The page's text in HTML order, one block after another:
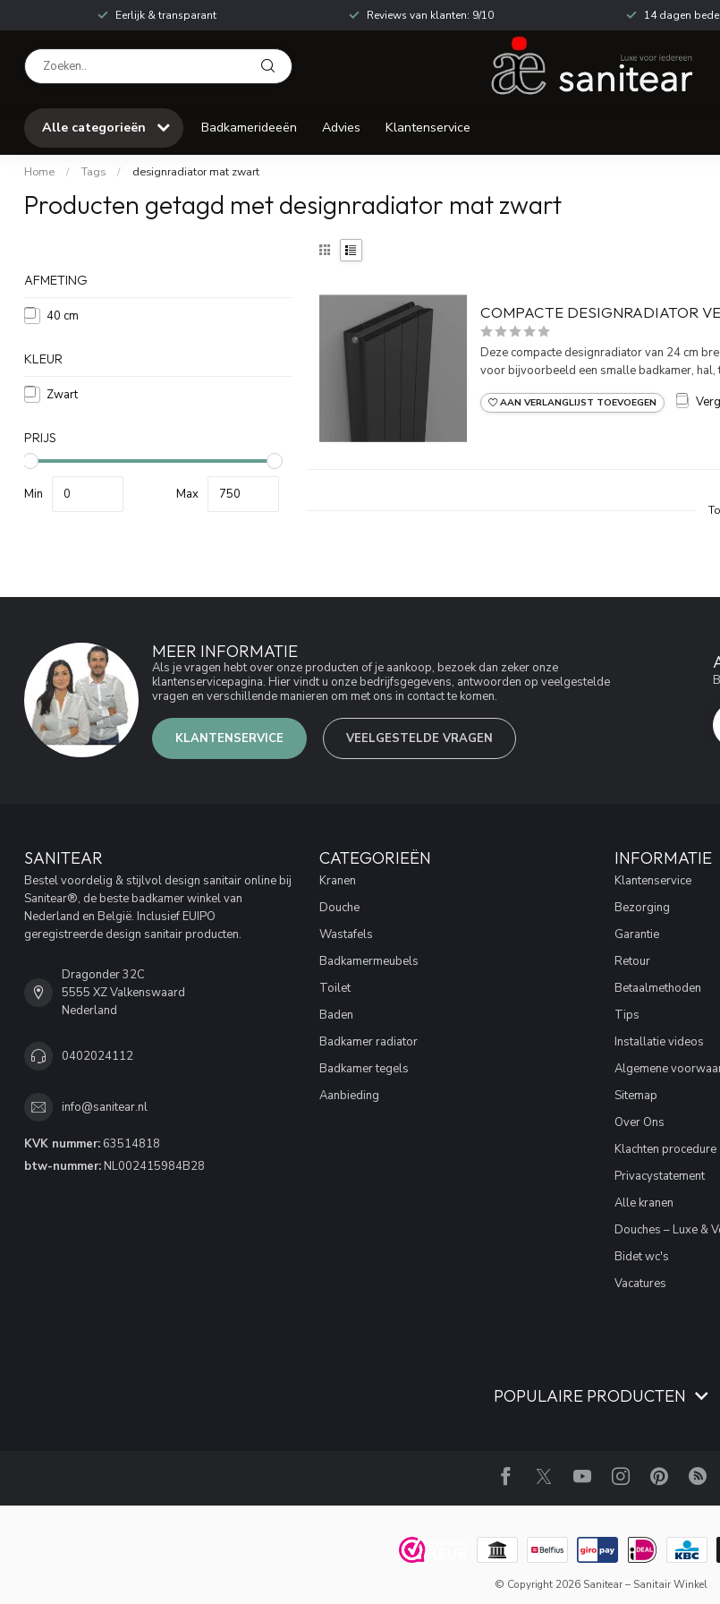
Eerlijk & transparant Reviews van klanten: 9/10 14 dagen
Alle categorieën Badkamerideeën Advies Klantenservice
Home / Tags / designradiator mat zwart
Producten getagd met designradiator mat zwart
AFMETING
40 cm
KLEUR
Zwart
PRIJS
Min Max
COMPACTE DESIGNRADIATOR
Deze compacte designradiator van 24 cm
voor bijvoorbeeld een smalle badkamer, hal,
AAN VERLANGLIJST TOEVOEGEN
MEER INFORMATIE
Als je vragen hebt over onze producten of je aankoop, bezoek dan zeker onze
klantenservicepagina. Hier vindt u onze bedrijfsgegevens, antwoorden op veelgestelde
vragen en verschillende manieren om met ons in contact te komen.
KLANTENSERVICE VEELGESTELDE VRAGEN
SANITEAR
Bestel voordelig & stijlvol design sanitair online bij
Sanitear®, de beste badkamer winkel van
Nederland en België. Inclusief EUIPO
geregistreerde design sanitair producten.
Dragonder 32C
5555 XZ Valkenswaard
Nederland
0402024112
info@sanitear.nl
KVK nummer: 63514818
btw-nummer: NL002415984B28
CATEGORIEËN
Kranen
Douche
Wastafels
Badkamermeubels
Toilet
Baden
Badkamer radiator
Badkamer tegels
Aanbieding
INFORMATIE
Klantenservice
Bezorging
Garantie
Retour
Betaalmethoden
Tips
Installatie videos
Algemene
Sitemap
Over Ons
Klachten procedure
Privacystatement
Alle kranen
Douches – Luxe &
Bidet wc's
Vacatures
POPULAIRE PRODUCTEN
© Copyright 2026 Sanitear – Sanitair Winkel